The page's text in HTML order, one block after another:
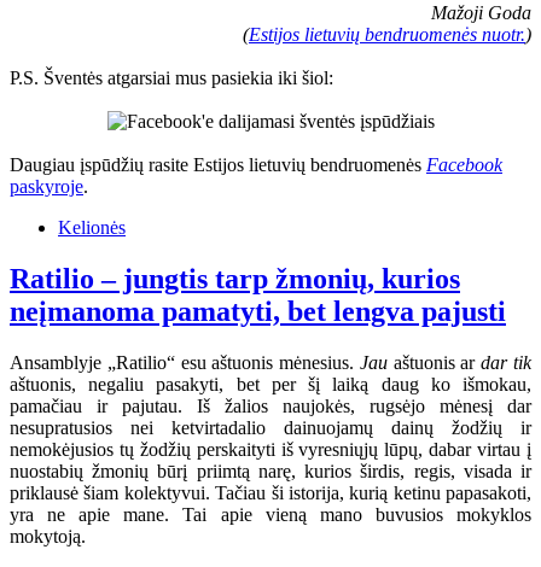
Mažoji Goda
(Estijos lietuvių bendruomenės nuotr.)
P.S. Šventės atgarsiai mus pasiekia iki šiol:
Daugiau įspūdžių rasite Estijos lietuvių bendruomenės Facebook
paskyroje.
Kelionės
Ratilio – jungtis tarp žmonių, kurios
neįmanoma pamatyti, bet lengva pajusti
Ansamblyje „Ratilio“ esu aštuonis mėnesius. Jauaštuonis ardar tik
aštuonis, negaliu pasakyti, bet per šį laiką daug ko išmokau,
pamačiau ir pajutau. Iš žalios naujokės, rugsėjo mėnesį dar
nesupratusios nei ketvirtadalio dainuojamų dainų žodžių ir
nemokėjusios tų žodžių perskaityti iš vyresniųjų lūpų, dabar virtau į
nuostabių žmonių būrį priimtą narę, kurios širdis, regis, visada ir
priklausė šiam kolektyvui. Tačiau ši istorija, kurią ketinu papasakoti,
yra ne apie mane. Tai apie vieną mano buvusios mokyklos
mokytoją.